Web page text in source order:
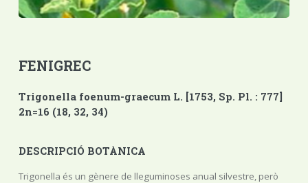
FENIGREC
Trigonella foenum-graecum L. [1753, Sp. Pl. : 777]
2n=16 (18, 32, 34)
DESCRIPCIÓ BOTÀNICA
Trigonella és un gènere de lleguminoses anual silvestre, però